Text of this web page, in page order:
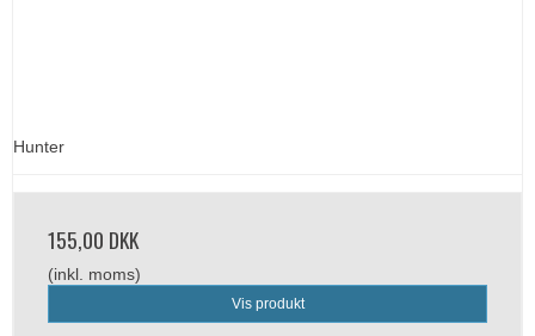
Hunter
155,00 DKK
(inkl. moms)
Vis produkt